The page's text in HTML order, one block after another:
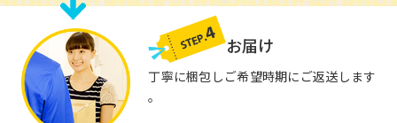
お届け
丁寧に梱包しご希望時期にご返送します
。